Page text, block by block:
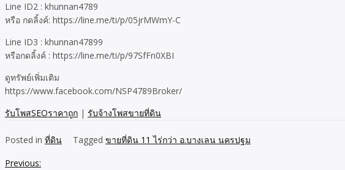
Line ID2 : khunnan4789
หรือ กดลิ้งค์: https://line.me/ti/p/05jrMWmY-C
Line ID3 : khunnan47899
หรือกดลิ้งค์ : https://line.me/ti/p/97SfFn0XBI
ดูทรัพย์เพิ่มเติม
https://www.facebook.com/NSP4789Broker/
รับโพสSEOราคาถูก | รับจ้างโพสขายที่ดิน
Posted in ที่ดิน Tagged ขายที่ดิน 11 ไร่กว่า อ.บางเลน นครปฐม
Post
Previous: